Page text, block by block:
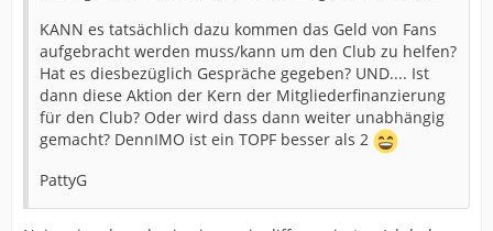
KANN es tatsächlich dazu kommen das Geld von Fans
aufgebracht werden muss/kann um den Club zu helfen?
Hat es diesbezüglich Gespräche gegeben? UND.... Ist
dann diese Aktion der Kern der Mitgliederfinanzierung
für den Club? Oder wird dass dann weiter unabhängig
gemacht? DennIMO ist ein TOPF besser als 2
PattyG